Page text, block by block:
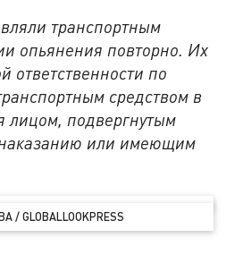
транспортным
опьянения повторно. Их
ответственности по
средством в
лицом, подвергнутым
или имеющим
GLOBALLOOKPRESS